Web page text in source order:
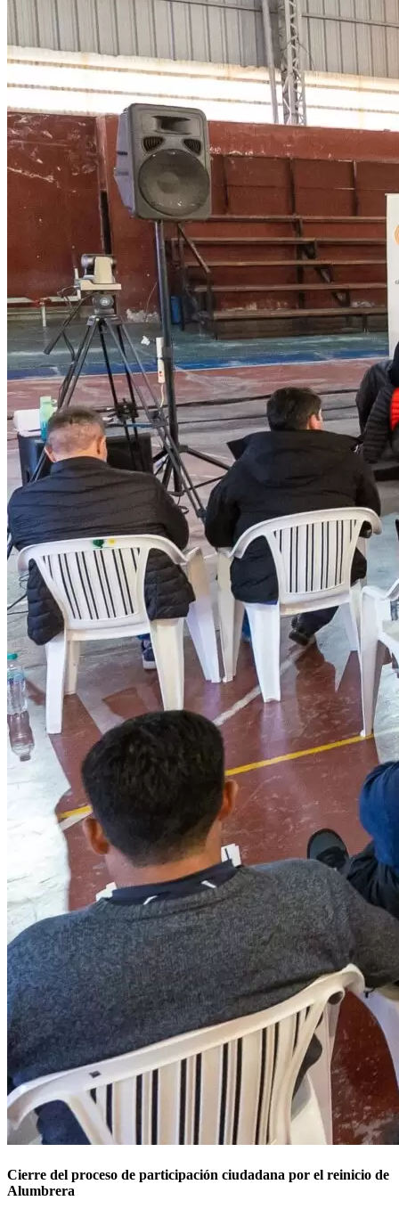
Cierre del proceso de participación ciudadana por el reinicio de
Alumbrera